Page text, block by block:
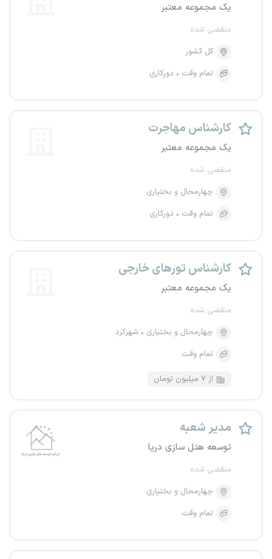
یک مجموعه معتبر
منقضی شده
کل کشور
تمام وقت
دورکاری
کارشناس مهاجرت
یک مجموعه معتبر
منقضی شده
چهارمحال و بختیاری
تمام وقت
دورکاری
کارشناس تورهای خارجی
یک مجموعه معتبر
منقضی شده
چهارمحال و بختیاری
شهرکرد
تمام وقت
از ۷ میلیون تومان
مدیر شعبه
توسعه هتل سازی دریا
منقضی شده
چهارمحال و بختیاری
تمام وقت